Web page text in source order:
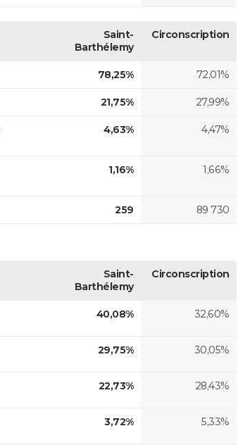
Saint-
Barthélemy
Circonscription
78,25% 72,01%
21,75% 27,99%
4,63% 4,47%
1,16% 1,66%
259 89 730
Saint-
Barthélemy
Circonscription
40,08% 32,60%
29,75% 30,05%
22,73% 28,43%
3,72% 5,33%